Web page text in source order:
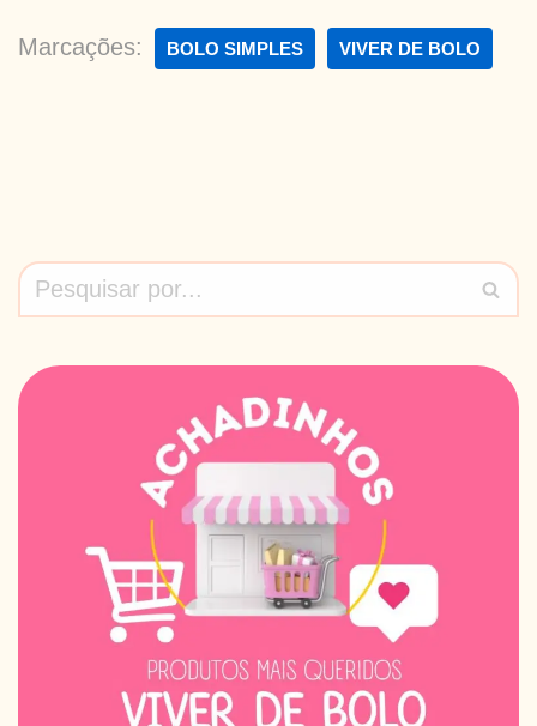
Marcações: BOLO SIMPLES VIVER DE BOLO